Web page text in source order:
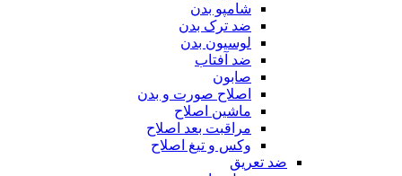
شامپو بدن
ضد ترک بدن
لوسیون بدن
ضد آفتاب
صابون
اصلاح صورت و بدن
ماشین اصلاح
مراقبت بعد اصلاح
وکس و تیغ اصلاح
ضد تعریق